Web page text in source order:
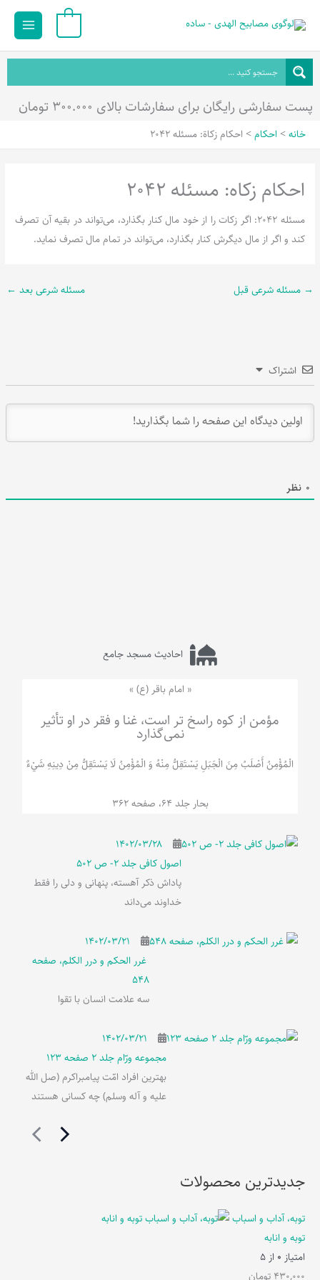
محتوا
Main
پست سفارشی رایگان برای سفارشات بالای ۳۰۰.۰۰۰ تومان
خانه احکام احکام زکاة: مسئله 2042
احکام زکاه: مسئله 2042
مسئله 2042: اگر زکات را از خود مال کنار بگذارد، می‌تواند در بقیه آن تصرف
کند و اگر از مال دیگرش کنار بگذارد، می‌تواند در تمام مال تصرف نماید.
→ مسئله شرعی قبل مسئله شرعی بعد ←
اشتراک
0 نظر
احادیث مسجد جامع
« امام باقر (ع) »
مؤمن از کوه راسخ تر است، غنا و فقر در او تأثیر
نمی‌گذارد
الْمُؤْمِنُ‌ أَصْلَبُ‌ مِنَ‌ الْجَبَلِ‌ یَسْتَقِلُّ مِنْهُ وَ الْمُؤْمِنُ لَا يَسْتَقِلُّ مِنْ دِينِهِ شَيْ‌ءٌ
بحار جلد 64، صفحه 362
۱۴۰۲/۰۳/۲۸
اصول کافی جلد 2- ص 502
پاداش ذکر آهسته، پنهانی و دلی را فقط
خداوند می‌داند
۱۴۰۲/۰۳/۲۱
غرر الحکم و درر الکلم، صفحه
548
سه علامت انسان با تقوا
۱۴۰۲/۰۳/۲۱
مجموعه ورّام جلد 2 صفحه 123
بهترین افراد امّت پیامبراکرم (صل الله
علیه و آله وسلم) چه کسانی هستند
جدیدترین محصولات
توبه، آداب و اسباب
توبه و انابه
امتیاز 0 از 5
430,000 تومان